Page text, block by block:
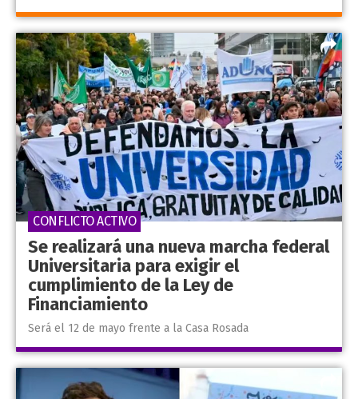
Se realizará una nueva marcha federal
Universitaria para exigir el
cumplimiento de la Ley de
Financiamiento
Será el 12 de mayo frente a la Casa Rosada
CONFLICTO ACTIVO